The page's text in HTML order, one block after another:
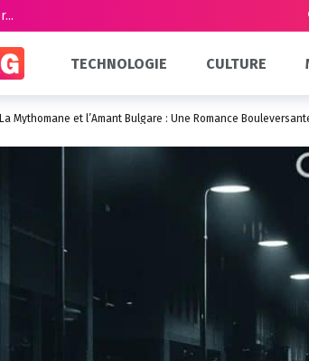
TECHNOLOGIE CULTURE
La Mythomane et l’Amant Bulgare : Une Romance